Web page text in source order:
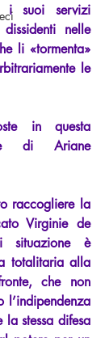
i suoi servizi
nelle
li «tormenta»
le
in questa
di Ariane
raccogliere la
Virginie de
situazione è
totalitaria alla
che non
l’indipendenza
stessa difesa